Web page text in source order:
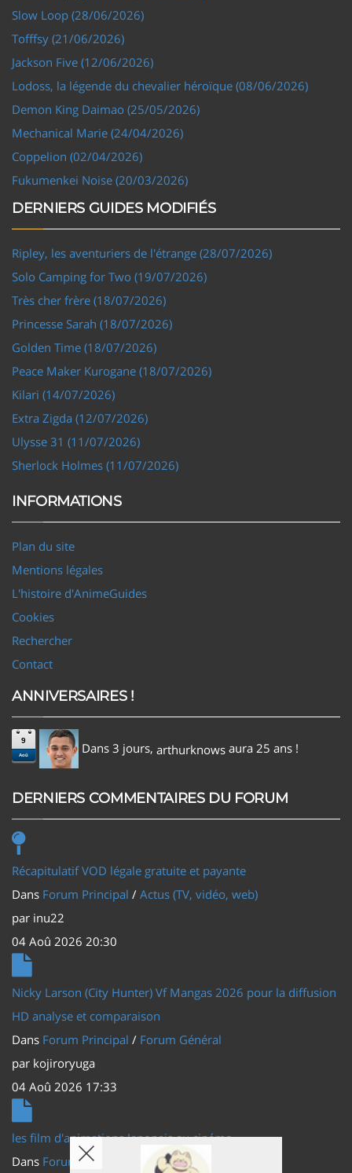
Slow Loop (28/06/2026)
Tofffsy (21/06/2026)
Jackson Five (12/06/2026)
Lodoss, la légende du chevalier héroïque (08/06/2026)
Demon King Daimao (25/05/2026)
Mechanical Marie (24/04/2026)
Coppelion (02/04/2026)
Fukumenkei Noise (20/03/2026)
DERNIERS GUIDES MODIFIÉS
Ripley, les aventuriers de l'étrange (28/07/2026)
Solo Camping for Two (19/07/2026)
Très cher frère (18/07/2026)
Princesse Sarah (18/07/2026)
Golden Time (18/07/2026)
Peace Maker Kurogane (18/07/2026)
Kilari (14/07/2026)
Extra Zigda (12/07/2026)
Ulysse 31 (11/07/2026)
Sherlock Holmes (11/07/2026)
INFORMATIONS
Plan du site
Mentions légales
L'histoire d'AnimeGuides
Cookies
Rechercher
Contact
ANNIVERSAIRES !
9
Aoû Dans 3 jours, arthurknows aura 25 ans !
DERNIERS COMMENTAIRES DU FORUM
Récapitulatif VOD légale gratuite et payante
Dans Forum Principal / Actus (TV, vidéo, web)
par inu22
04 Aoû 2026 20:30
Nicky Larson (City Hunter) Vf Mangas 2026 pour la diffusion
HD analyse et comparaison
Dans Forum Principal / Forum Général
par kojiroryuga
04 Aoû 2026 17:33
les film d'animations Japonais au cinéma
Dans Forum Principal Actus (TV, vidéo, web)